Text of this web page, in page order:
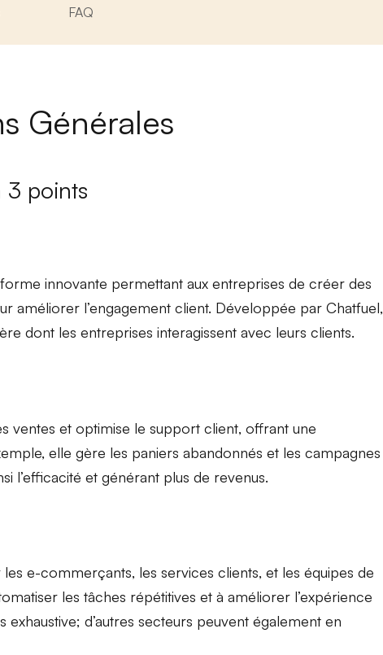
FAQ
Générales
3 points
innovante permettant aux entreprises de créer des
améliorer l’engagement client. Développée par Chatfuel,
dont les entreprises interagissent avec leurs clients.
ventes et optimise le support client, offrant une
elle gère les paniers abandonnés et les campagnes
l’efficacité et générant plus de revenus.
les e-commerçants, les services clients, et les équipes de
les tâches répétitives et à améliorer l’expérience
exhaustive; d’autres secteurs peuvent également en